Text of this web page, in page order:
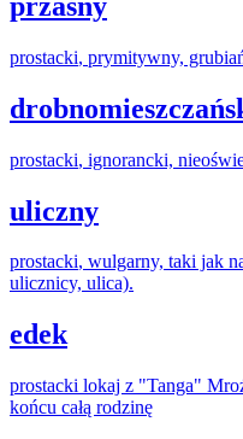
prostacki, prymitywny,
prostacki, ignorancki,
uliczny
prostacki, wulgarny, taki jak
ulicznicy, ulica).
edek
prostacki lokaj z "Tanga"
końcu całą rodzinę